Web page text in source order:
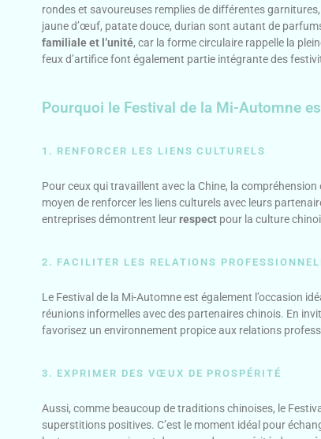
rondes et savoureuses remplies de différentes
jaune d’œuf, patate douce, durian sont autant de
familiale et l’unité, car la forme circulaire rappelle la
feux d’artifice font également partie intégrante des
Pourquoi le Festival de la Mi-Automne
1. RENFORCER LES LIENS CULTURELS
Pour ceux qui travaillent avec la Chine, la
moyen de renforcer les liens culturels avec leurs
entreprises démontrent leurrespectpour la culture
2. FACILITER LES RELATIONS
Le Festival de la Mi-Automne est également l’occasion
réunions informelles avec des partenaires chinois. En
favorisez un environnement propice aux relations
3. EXPRIMER DES VŒUX DE PROSPÉRITÉ
Aussi, comme beaucoup de traditions chinoises, le
superstitions positives. C’est le moment idéal pour